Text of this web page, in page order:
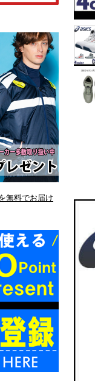
無料でお届け